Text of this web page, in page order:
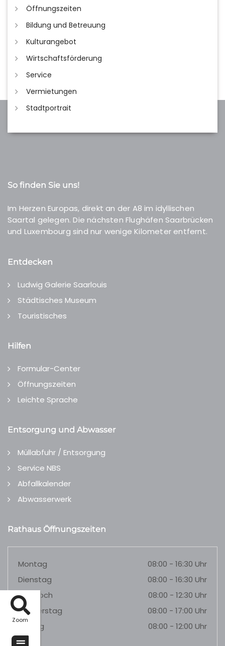
Zoom
Öffnungszeiten
Bildung und Betreuung
Kulturangebot
Wirtschaftsförderung
Service
Vermietungen
Stadtportrait
So finden Sie uns!
Im Herzen Europas, direkt an der A8 im idyllischen
Saartal gelegen. Die nächsten Flughäfen Saarbrücken
und Luxembourg sind nur wenige Kilometer entfernt.
Entdecken
Ludwig Galerie Saarlouis
Städtisches Museum
Touristisches
Hilfen
Formular-Center
Öffnungszeiten
Leichte Sprache
Entsorgung und Abwasser
Müllabfuhr / Entsorgung
Service NBS
Abfallkalender
Abwasserwerk
Rathaus Öffnungszeiten
Montag
08:00 - 16:30 Uhr
Dienstag
08:00 - 16:30 Uhr
Mittwoch
08:00 - 12:30 Uhr
Donnerstag
08:00 - 17:00 Uhr
Freitag
08:00 - 12:00 Uhr